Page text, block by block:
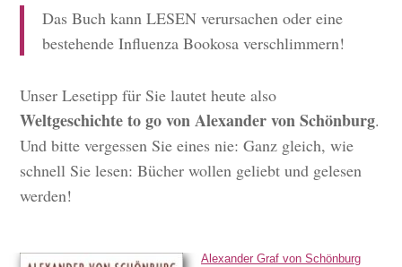
Das Buch kann LESEN verursachen oder eine
bestehende Influenza Bookosa verschlimmern!
Unser Lesetipp für Sie lautet heute also
Weltgeschichte to go von Alexander von Schönburg.
Und bitte vergessen Sie eines nie: Ganz gleich, wie
schnell Sie lesen: Bücher wollen geliebt und gelesen
werden!
Alexander Graf von Schönburg